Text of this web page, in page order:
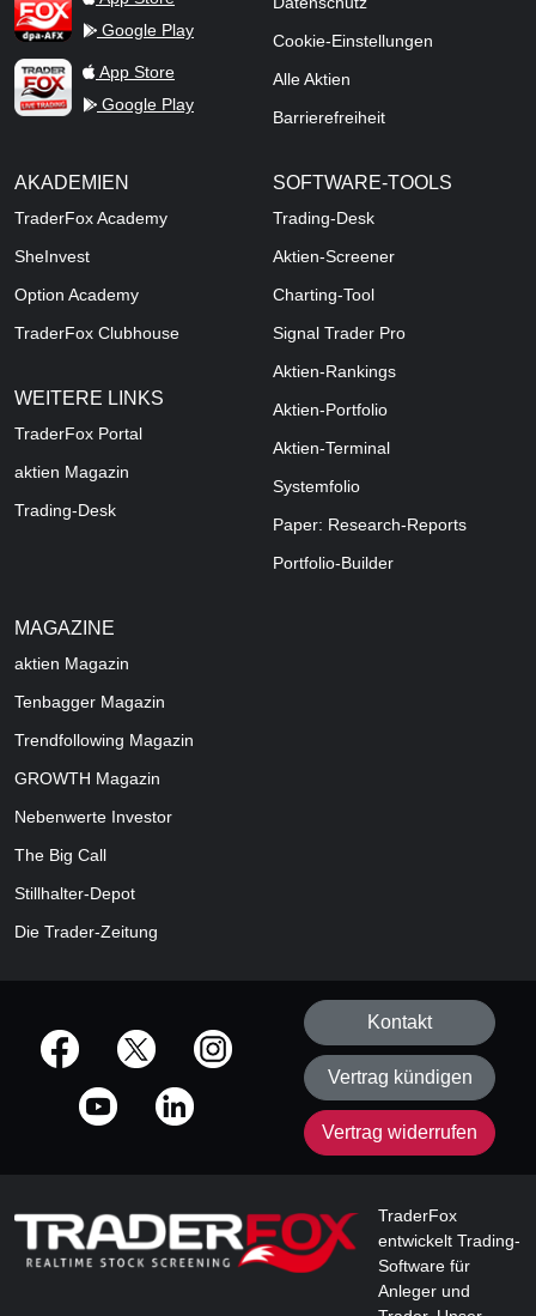
Google Play
TraderFox Live Trading
App Store
Google Play
Cookie-Einstellungen
Alle Aktien
Barrierefreiheit
AKADEMIEN
TraderFox Academy
SheInvest
Option Academy
TraderFox Clubhouse
WEITERE LINKS
TraderFox Portal
aktien Magazin
Trading-Desk
SOFTWARE-TOOLS
Trading-Desk
Aktien-Screener
Charting-Tool
Signal Trader Pro
Aktien-Rankings
Aktien-Portfolio
Aktien-Terminal
Systemfolio
Paper: Research-Reports
Portfolio-Builder
MAGAZINE
aktien Magazin
Tenbagger Magazin
Trendfollowing Magazin
GROWTH Magazin
Nebenwerte Investor
The Big Call
Stillhalter-Depot
Die Trader-Zeitung
offizielle Social Media-Accounts
Kontakt
Vertrag kündigen
Vertrag widerrufen
TraderFox
entwickelt Trading-
Software für
Anleger und